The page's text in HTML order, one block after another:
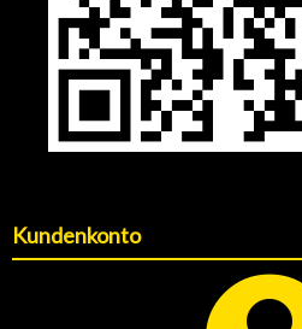
Kundenkonto